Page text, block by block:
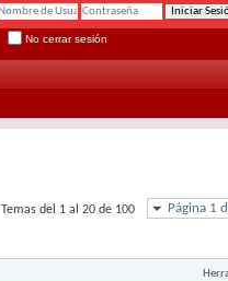
No cerrar sesión
Página 1
Temas del 1 al 20 de 100